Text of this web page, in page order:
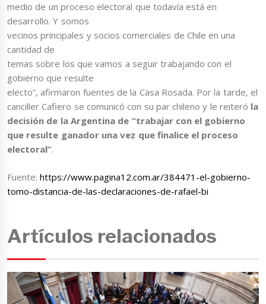
medio de un proceso electoral que todavía está en
desarrollo. Y somos
vecinos principales y socios comerciales de Chile en una
cantidad de
temas sobre los que vamos a seguir trabajando con el
gobierno que resulte
electo”, afirmaron fuentes de la Casa Rosada. Por la tarde, el
canciller Cafiero se comunicó con su par chileno y le reiteró la
decisión de la Argentina de “trabajar con el gobierno
que resulte ganador una vez que finalice el proceso
electoral”.
Fuente:https://www.pagina12.com.ar/384471-el-gobierno-
tomo-distancia-de-las-declaraciones-de-rafael-bi
Artículos relacionados